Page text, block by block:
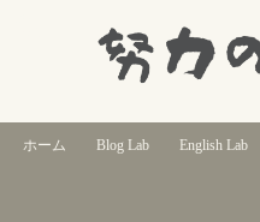
ホーム Blog Lab English Lab